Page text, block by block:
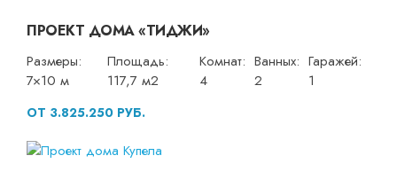
ПРОЕКТ ДОМА «ТИДЖИ»
Размеры:
7×10 м
Площадь:
117,7 м2
Комнат:
4
Ванных:
2
Гаражей:
1
ОТ 3.825.250 РУБ.